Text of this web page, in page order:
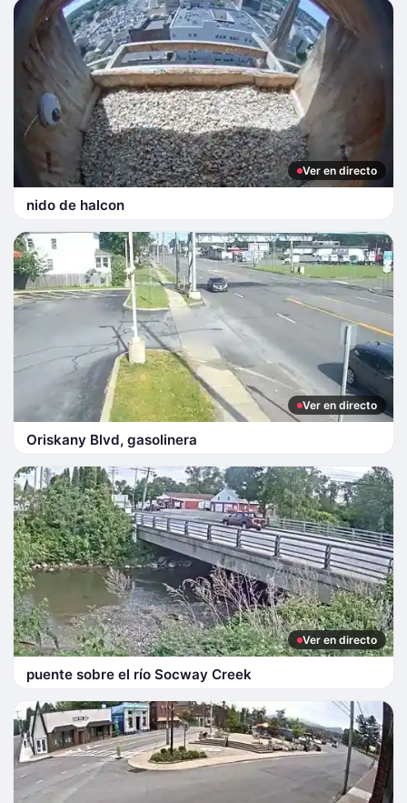
Ver en directo
nido de halcon
Ver en directo
Oriskany Blvd, gasolinera
Ver en directo
puente sobre el río Socway Creek